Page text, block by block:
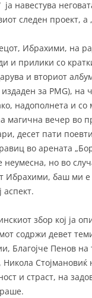
ја навестува
следен проект,
Ибрахими, на
и прилики со
и вториот
за PMG), на
надополнета и
магична вечер во
десет пати
во арената
но во
Ибрахими, баш ми
аспект.
збор кој ја
содржи девет
Благојче Пенов
Стојмановиќ
и страст, на